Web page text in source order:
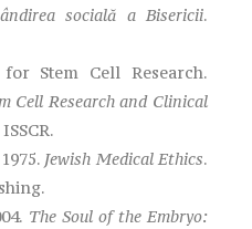
socială a Bisericii.
Stem Cell Research.
Cell Research and Clinical
Jewish Medical Ethics.
The Soul of the Embryo: